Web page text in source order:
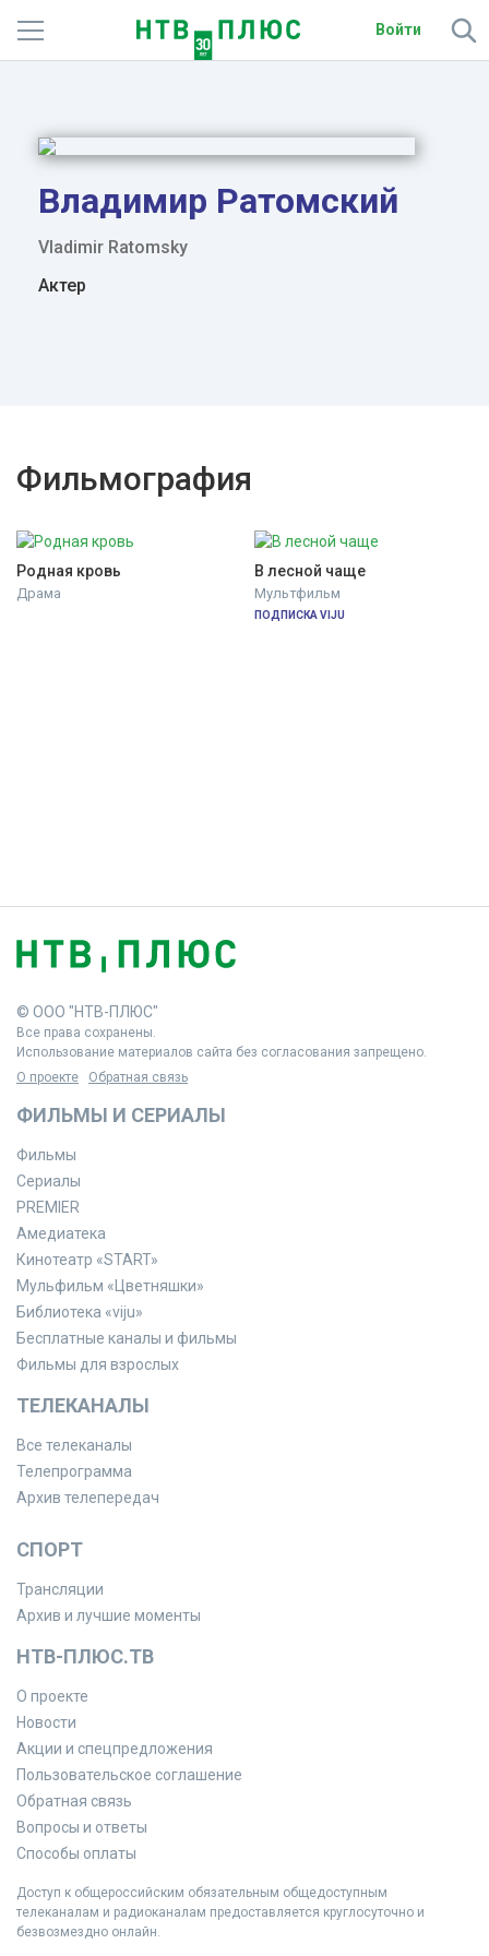
Войти
Фильмы и сериалы
Спорт
Подписки
Радио
Владимир Ратомский
Vladimir Ratomsky
Актер
Фильмография
Родная кровь
Драма
В лесной чаще
Мультфильм
ПОДПИСКА VIJU
© ООО "НТВ-ПЛЮС"
Все права сохранены.
Использование материалов сайта без согласования запрещено.
О проекте
Обратная связь
ФИЛЬМЫ И СЕРИАЛЫ
Фильмы
Сериалы
PREMIER
Амедиатека
Кинотеатр «START»
Мульфильм «Цветняшки»
Библиотека «viju»
Бесплатные каналы и фильмы
Фильмы для взрослых
ТЕЛЕКАНАЛЫ
Все телеканалы
Телепрограмма
Архив телепередач
СПОРТ
Трансляции
Архив и лучшие моменты
НТВ-ПЛЮС.ТВ
О проекте
Новости
Акции и спецпредложения
Пользовательское соглашение
Обратная связь
Вопросы и ответы
Способы оплаты
Доступ к общероссийским обязательным общедоступным
телеканалам и радиоканалам предоставляется круглосуточно и
безвозмездно онлайн.